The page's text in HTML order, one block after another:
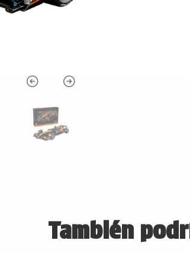
También